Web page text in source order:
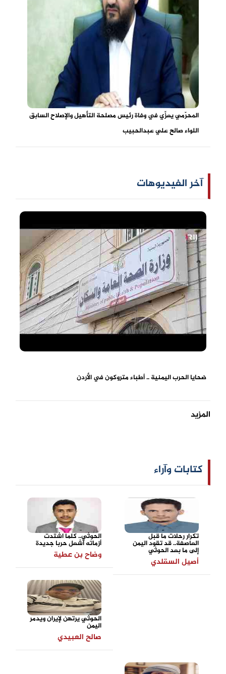
المحرّمي يعزِّي في وفاة رئيس مصلحة التأهيل والإصلاح السابق
اللواء صالح علي عبدالحبيب
آخر الفيديوهات
ضحايا الحرب اليمنية .. أطباء متروكون في الأردن
المزيد
كتابات وآراء
تكرار رحلات ما قبل
العاصفة.. قد تقود اليمن
إلى ما بعد الحوثي
أصيل السقلدي
الحوثي.. كلما اشتدت
أزماته أشعل حربا جديدة
وضاح بن عطية
الحوثي يرتهن لإيران ويدمر
اليمن
صالح العبيدي